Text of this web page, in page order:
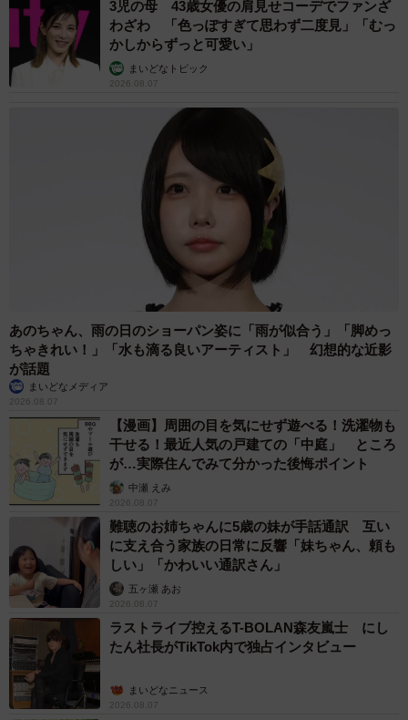
3児の母 43歳女優の肩見せコーデでファンざ
わざわ 「色っぽすぎて思わず二度見」「むっ
かしからずっと可愛い」
まいどなトピック
2026.08.07
あのちゃん、雨の日のショーパン姿に「雨が似合う」「脚めっ
ちゃきれい！」「水も滴る良いアーティスト」 幻想的な近影
が話題
まいどなメディア
2026.08.07
【漫画】周囲の目を気にせず遊べる！洗濯物も
干せる！最近人気の戸建ての「中庭」 ところ
が…実際住んでみて分かった後悔ポイント
中瀬 えみ
2026.08.07
難聴のお姉ちゃんに5歳の妹が手話通訳 互い
に支え合う家族の日常に反響「妹ちゃん、頼も
しい」「かわいい通訳さん」
五ヶ瀬 あお
2026.08.07
ラストライブ控えるT-BOLAN森友嵐士 にし
たん社長がTikTok内で独占インタビュー
まいどなニュース
2026.08.07